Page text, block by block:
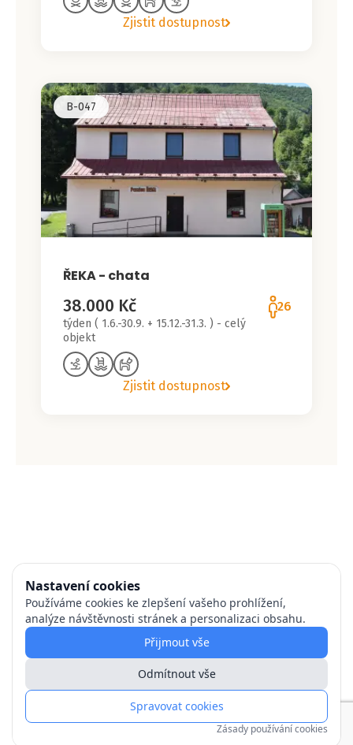
Zjistit dostupnost
B-047
ŘEKA - chata
38.000 Kč
týden ( 1.6.-30.9. + 15.12.-31.3. ) - celý
objekt
26
Zjistit dostupnost
Nastavení cookies
Používáme cookies ke zlepšení vašeho prohlížení,
analýze návštěvnosti stránek a personalizaci obsahu.
Přijmout vše
Odmítnout vše
Spravovat cookies
Zásady používání cookies